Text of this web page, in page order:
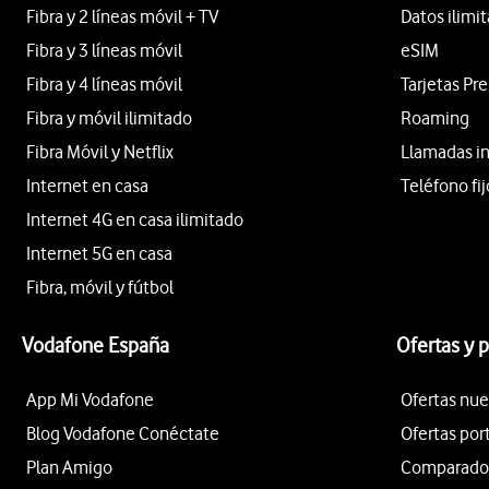
Fibra y 2 líneas móvil + TV
Fibra y 3 líneas móvil
Fibra y 4 líneas móvil
Fibra y móvil ilimitado
Fibra Móvil y Netflix
Internet en casa
Internet 4G en casa ilimitado
Internet 5G en casa
Fibra, móvil y fútbol
Datos
eSIM
Tarjetas
Roaming
Llamadas
Teléfono
Vodafone España
App Mi Vodafone
Blog Vodafone Conéctate
Plan Amigo
Ofertas y
Ofertas
Ofertas